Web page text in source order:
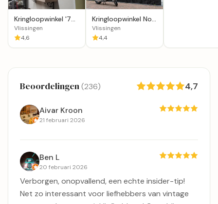
Kringloopwinkel '79
Vintage & Design
Vlissingen
4,6
Kringloopwinkel Nog
'ns in Vlissingen
Vlissingen
4,4
Beoordelingen(236) 4,7
Aivar Kroon
21 februari 2026
Ben L
20 februari 2026
Verborgen, onopvallend, een echte insider-tip!
Net zo interessant voor liefhebbers van vintage